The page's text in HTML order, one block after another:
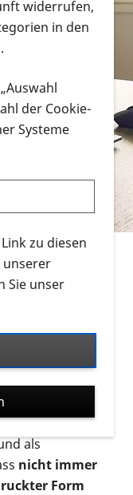
zum
Website
an.
Infomaterial
ausschließlich
oder Videos zu
werden in
zur
Variante
als
nicht immer
Form
widerrufen,
in den
der Cookie-
Systeme
zu diesen
unserer
Sie unser